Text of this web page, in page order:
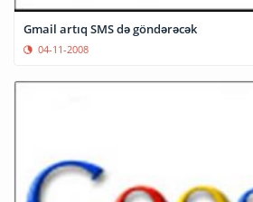
Gmail artıq SMS də göndərəcək
04-11-2008